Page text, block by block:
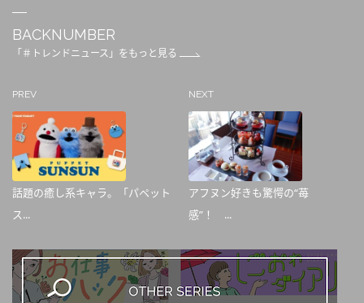
BACKNUMBER
「＃トレンドニュース」をもっと見る
PREV
話題の癒し系キャラ。「パペット
ス...
NEXT
アフヌン好きも驚愕の“苺
感”！ ...